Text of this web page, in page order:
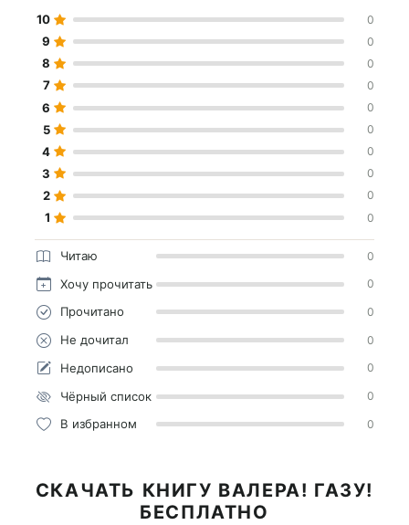
10 0
9 0
8 0
7 0
6 0
5 0
4 0
3 0
2 0
1 0
Читаю 0
Хочу прочитать 0
Прочитано 0
Не дочитал 0
Недописано 0
Чёрный список 0
В избранном 0
СКАЧАТЬ КНИГУ ВАЛЕРА! ГАЗУ!
БЕСПЛАТНО